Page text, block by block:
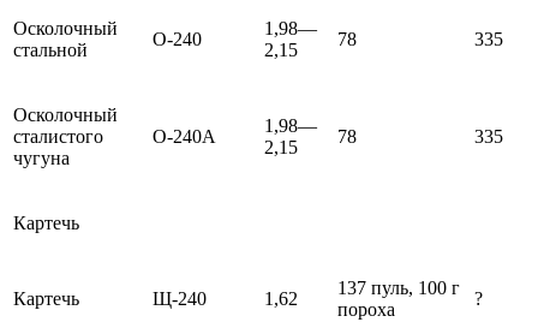
Осколочный
стальной
О-240
1,98—
2,15
78 335
Осколочный
сталистого
чугуна
О-240А
1,98—
2,15
78 335
Картечь
Картечь Щ-240 1,62
137 пуль, 100 г
пороха
?